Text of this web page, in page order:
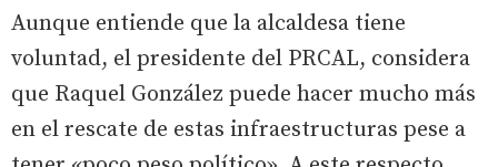
Aunque entiende que la alcaldesa tiene
voluntad, el presidente del PRCAL, considera
que Raquel González puede hacer mucho más
en el rescate de estas infraestructuras pese a